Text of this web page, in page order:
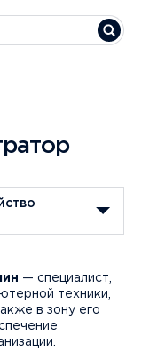
— специалист,
техники,
в зону его